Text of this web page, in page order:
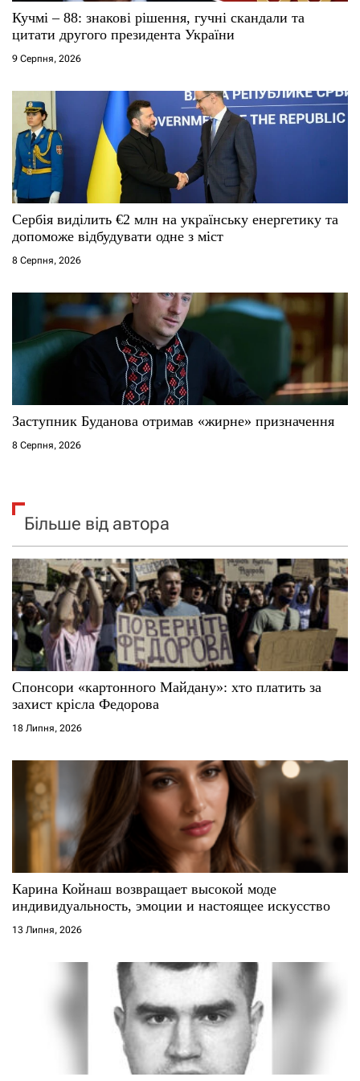
і
в
Кучмі – 88: знакові рішення, гучні скандали та
цитати другого президента України
9 Серпня, 2026
Сербія виділить €2 млн на українську енергетику та
допоможе відбудувати одне з міст
8 Серпня, 2026
Заступник Буданова отримав «жирне» призначення
8 Серпня, 2026
Більше від автора
Спонсори «картонного Майдану»: хто платить за
захист крісла Федорова
18 Липня, 2026
Карина Койнаш возвращает высокой моде
индивидуальность, эмоции и настоящее искусство
13 Липня, 2026